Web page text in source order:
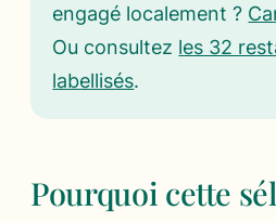
engagé localement ?
Ou consultez les 32
labellisés.
Pourquoi cette